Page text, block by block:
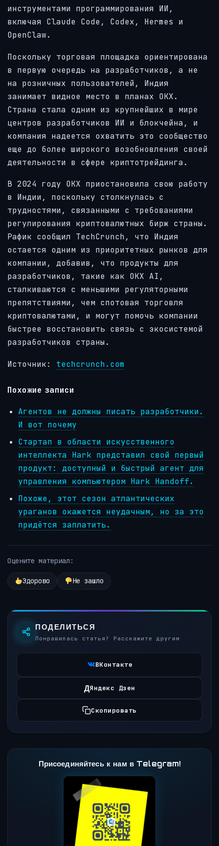
инструментами программирования ИИ,
включая Claude Code, Codex, Hermes и
OpenClaw.
Поскольку торговая площадка ориентирована
в первую очередь на разработчиков, а не
на розничных пользователей, Индия
занимает видное место в планах OKX.
Страна стала одним из крупнейших в мире
центров разработчиков ИИ и блокчейна, и
компания надеется охватить это сообщество
еще до более широкого возобновления своей
деятельности в сфере криптотрейдинга.
В 2024 году OKX приостановила свою работу
в Индии, поскольку столкнулась с
трудностями, связанными с требованиями
регулирования криптовалютных бирж страны.
Рафик сообщил TechCrunch, что Индия
остается одним из приоритетных рынков для
компании, добавив, что продукты для
разработчиков, такие как OKX AI,
сталкиваются с меньшими регуляторными
препятствиями, чем спотовая торговля
криптовалютами, и могут помочь компании
быстрее восстановить связь с экосистемой
разработчиков страны.
Источник: techcrunch.com
Похожие записи
Агентов не должны писать разработчики.
И вот почему
Стартап в области искусственного
интеллекта Hark представил свой первый
продукт: доступный и быстрый агент для
управления компьютером Hark Handoff.
Похоже, этот сезон атлантических
ураганов окажется неудачным, но за это
придётся заплатить.
Оцените материал:
Здорово Не зашло
ПОДЕЛИТЬСЯ
Понравилась статья? Расскажите другим
ВКонтакте
ДЯндекс Дзен
Скопировать
Присоединяйтесь к нам в Telegram!